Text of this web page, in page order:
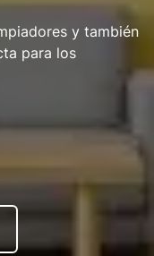
y también
para los